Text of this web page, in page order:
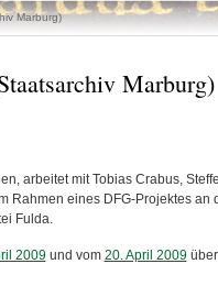
Marburg)
Marburg)
arbeitet mit Tobias Crabus,
Rahmen eines DFG-Projektes an
Fulda.
2009und vom 20. April 2009über